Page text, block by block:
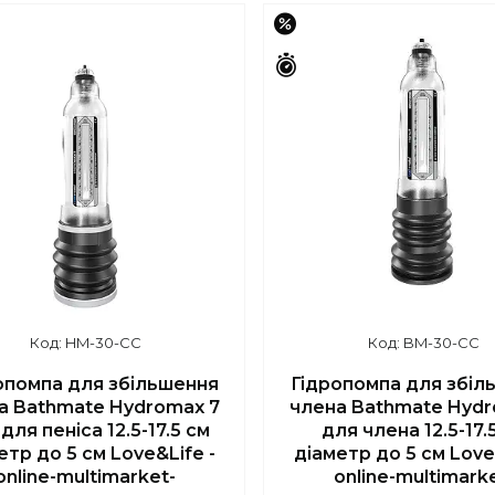
46 днів
HM-30-CC
для збільшення
Bathmate Hydromax 7
пеніса 12.5-17.5 см
до 5 см Love&Life -
multimarket-
Залишилось 46 днів
BM-30-CC
Гідропомпа для
члена Bathmate
для члена 12.5-
діаметр до 5 см
online-